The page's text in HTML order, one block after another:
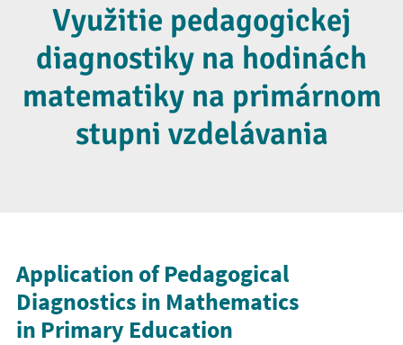
Využitie pedagogickej
diagnostiky na hodinách
matematiky na primárnom
stupni vzdelávania
Application of Pedagogical
Diagnostics in Mathematics
in Primary Education